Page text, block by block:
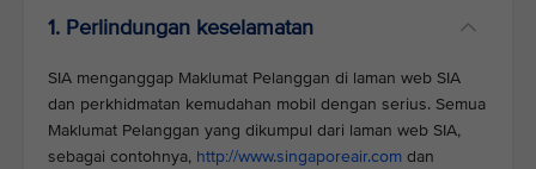
1. Perlindungan keselamatan
SIA menganggap Maklumat Pelanggan di laman web SIA
dan perkhidmatan kemudahan mobil dengan serius. Semua
Maklumat Pelanggan yang dikumpul dari laman web SIA,
sebagai contohnya, http://www.singaporeair.com dan